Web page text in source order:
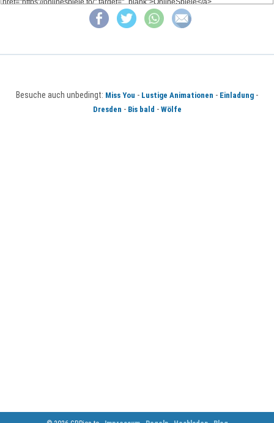
Besuche auch unbedingt: Miss You - Lustige Animationen - Einladung -
Dresden - Bis bald - Wölfe